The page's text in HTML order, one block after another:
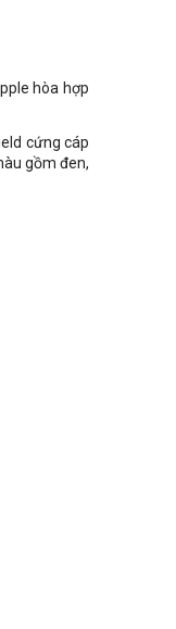
hòa hợp
cứng cáp
gồm đen,